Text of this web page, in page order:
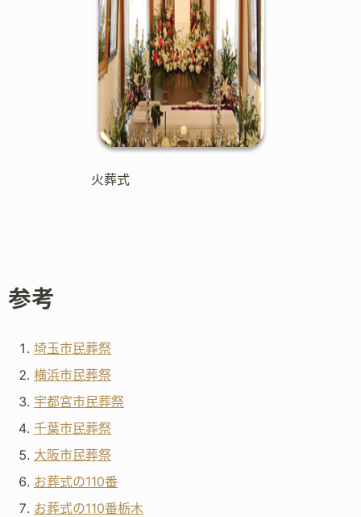
火葬式
参考
埼玉市民葬祭
横浜市民葬祭
宇都宮市民葬祭
千葉市民葬祭
大阪市民葬祭
お葬式の110番
お葬式の110番栃木